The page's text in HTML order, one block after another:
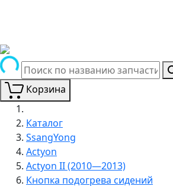
Корзина
Каталог
SsangYong
Actyon
Actyon II (2010—2013)
Кнопка подогрева сидений